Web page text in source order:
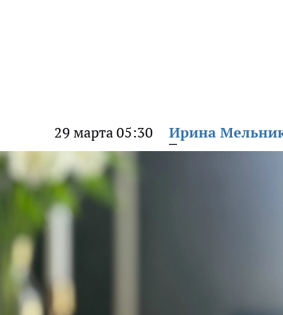
29 марта 05:30 Ирина